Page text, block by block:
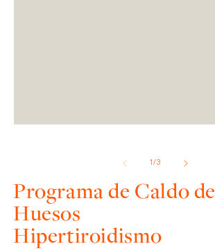
multimedia
en
una
1/de
3
Programa de Caldo de
Huesos
Hipertiroidismo